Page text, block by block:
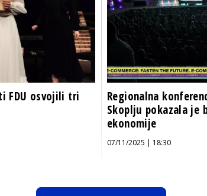
FDU osvojili tri
Regionalna
Skoplju pokazala je
ekonomije
07/11/2025 | 18:30